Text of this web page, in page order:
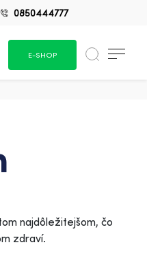
0850444777
E-SHOP
najdôležitejšom, čo
zdraví.